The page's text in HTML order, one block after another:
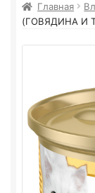
Главная
(ГОВЯДИНА И